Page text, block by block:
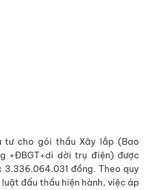
tư cho gói thầu Xây lắp (Bao
+ĐBGT+di dời trụ điện) được
3.336.064.031 đồng. Theo quy
đấu thầu hiện hành, việc áp